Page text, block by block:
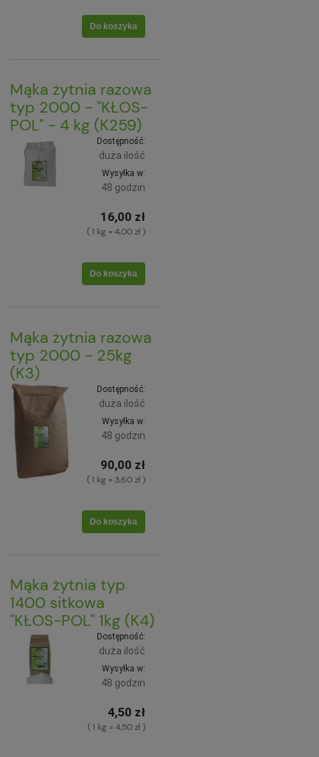
Do koszyka
Mąka żytnia razowa
typ 2000 - "KŁOS-
POL" - 4 kg (K259)
Dostępność:
duża ilość
Wysyłka w:
48 godzin
16,00 zł
( 1 kg = 4,00 zł )
Do koszyka
Mąka żytnia razowa
typ 2000 - 25kg
(K3)
Dostępność:
duża ilość
Wysyłka w:
48 godzin
90,00 zł
( 1 kg = 3,60 zł )
Do koszyka
Mąka żytnia typ
1400 sitkowa
"KŁOS-POL" 1kg (K4)
Dostępność:
duża ilość
Wysyłka w:
48 godzin
4,50 zł
( 1 kg = 4,50 zł )